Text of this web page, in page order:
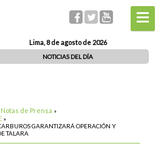
Lima, 8 de agosto de 2026
NOTICIAS DEL DÍA
Notas de Prensa »
»
GARANTIZARÁ OPERACIÓN Y
TALARA